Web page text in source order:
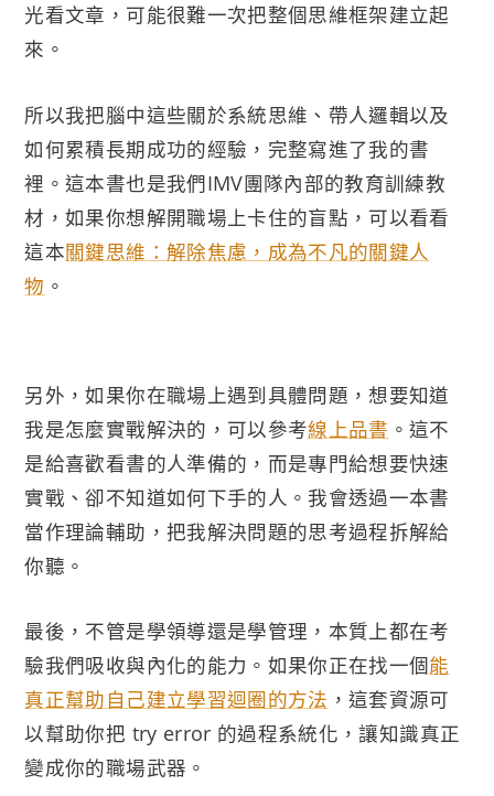
光看文章，可能很難一次把整個思維框架建立起
來。
所以我把腦中這些關於系統思維、帶人邏輯以及
如何累積長期成功的經驗，完整寫進了我的書
裡。這本書也是我們IMV團隊內部的教育訓練教
材，如果你想解開職場上卡住的盲點，可以看看
這本關鍵思維：解除焦慮，成為不凡的關鍵人
物 。
另外，如果你在職場上遇到具體問題，想要知道
我是怎麼實戰解決的，可以參考線上品書 。這不
是給喜歡看書的人準備的，而是專門給想要快速
實戰、卻不知道如何下手的人。我會透過一本書
當作理論輔助，把我解決問題的思考過程拆解給
你聽。
最後，不管是學領導還是學管理，本質上都在考
驗我們吸收與內化的能力。如果你正在找一個能
真正幫助自己建立學習迴圈的方法 ，這套資源可
以幫助你把 try error 的過程系統化，讓知識真正
變成你的職場武器。